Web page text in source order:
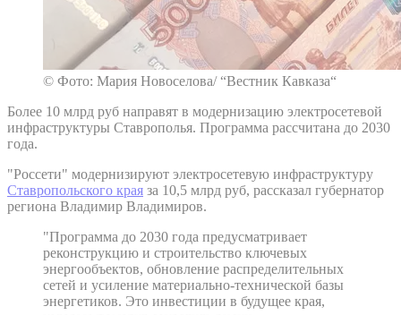
© Фото: Мария Новоселова/ “Вестник Кавказа“
Более 10 млрд руб направят в модернизацию электросетевой
инфраструктуры Ставрополья. Программа рассчитана до 2030
года.
"Россети" модернизируют электросетевую инфраструктуру
Ставропольского края за 10,5 млрд руб, рассказал губернатор
региона Владимир Владимиров.
"Программа до 2030 года предусматривает
реконструкцию и строительство ключевых
энергообъектов, обновление распределительных
сетей и усиление материально-технической базы
энергетиков. Это инвестиции в будущее края,